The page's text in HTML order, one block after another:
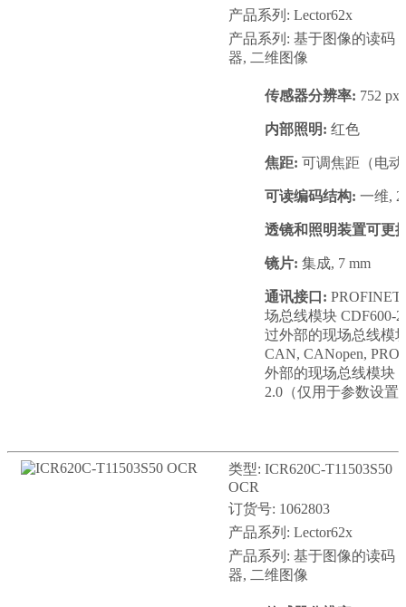
产品系列: Lector62x
产品系列: 基于图像的读码
器, 二维图像
传感器分辨率: 752 px
内部照明: 红色
焦距: 可调焦距（电动
可读编码结构: 一维,
透镜和照明装置可更
镜片: 集成, 7 mm
通讯接口:
场总线模块 CDF600-
过外部的现场总线模
CAN, CANopen,
外部的现场总线模块
2.0（仅用于参数设置
类型: ICR620C-T11503S50
OCR
订货号: 1062803
产品系列: Lector62x
产品系列: 基于图像的读码
器, 二维图像